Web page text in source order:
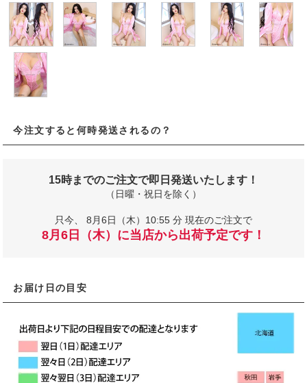
今注文すると何時発送されるの？
15時までのご注文で即日発送いたします！
（日曜・祝日を除く）
只今、 8月6日（木）10:55 分 現在のご注文で
8月6日（木）に当店から出荷予定です！
お届け日の目安